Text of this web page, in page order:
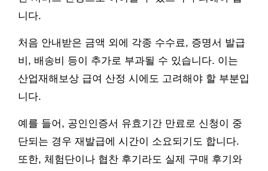
니다.
처음 안내받은 금액 외에 각종 수수료, 증명서 발급
비, 배송비 등이 추가로 부과될 수 있습니다. 이는
산업재해보상 급여 산정 시에도 고려해야 할 부분입
니다.
예를 들어, 공인인증서 유효기간 만료로 신청이 중
단되는 경우 재발급에 시간이 소요되기도 합니다.
또한, 체험단이나 협찬 후기라도 실제 구매 후기와